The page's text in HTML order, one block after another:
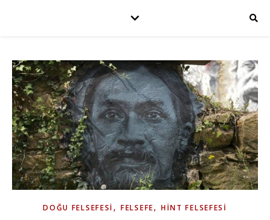
DOĞU FELSEFESI ,FELSEFE, HINT FELSEFESI